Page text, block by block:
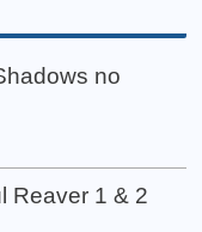
no
Reaver 1 & 2